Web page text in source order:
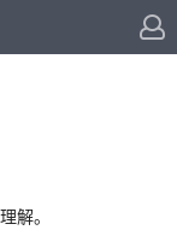
解。